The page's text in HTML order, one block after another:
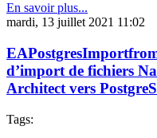
En savoir plus...
mardi, 13 juillet 2021 11:02
d’import de fichiers
Architect vers
Tags: